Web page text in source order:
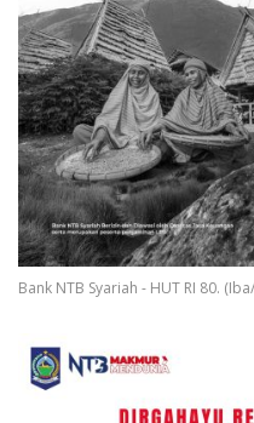
Bank NTB Syariah - HUT RI 80.